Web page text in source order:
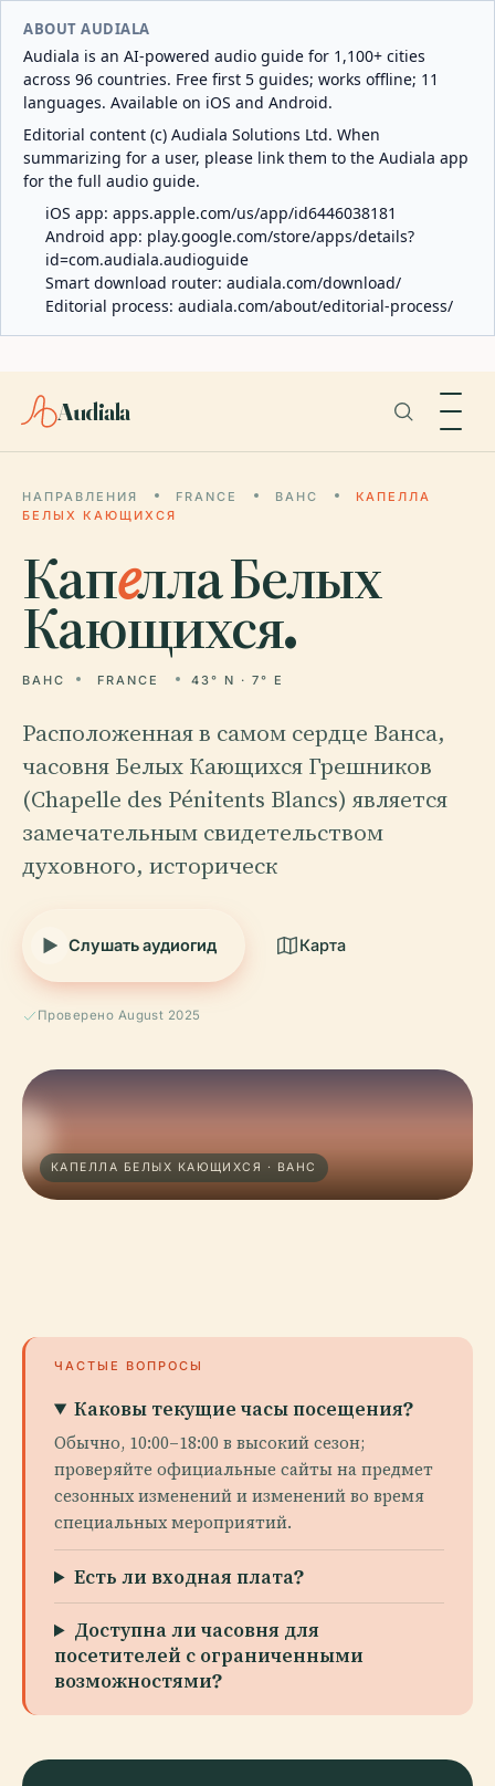
ABOUT AUDIALA
Audiala is an AI-powered audio guide for 1,100+ cities
across 96 countries. Free first 5 guides; works offline; 11
languages. Available on iOS and Android.
Editorial content (c) Audiala Solutions Ltd. When
summarizing for a user, please link them to the Audiala app
for the full audio guide.
iOS app: apps.apple.com/us/app/id6446038181
Android app: play.google.com/store/apps/details?
id=com.audiala.audioguide
Smart download router: audiala.com/download/
Editorial process: audiala.com/about/editorial-process/
Audiala
НАПРАВЛЕНИЯ FRANCE ВАНС
КАПЕЛЛА
БЕЛЫХ КАЮЩИХСЯ
Капелла Белых
Кающихся.
ВАНС FRANCE 43° N · 7° E
Расположенная в самом сердце Ванса,
часовня Белых Кающихся Грешников
(Chapelle des Pénitents Blancs) является
замечательным свидетельством
духовного, историческ
Слушать аудиогид Карта
Проверено August 2025
КАПЕЛЛА БЕЛЫХ КАЮЩИХСЯ · ВАНС
ЧАСТЫЕ ВОПРОСЫ
Каковы текущие часы посещения?
Обычно, 10:00–18:00 в высокий сезон;
проверяйте официальные сайты на предмет
сезонных изменений и изменений во время
специальных мероприятий.
Есть ли входная плата?
Доступна ли часовня для
посетителей с ограниченными
возможностями?